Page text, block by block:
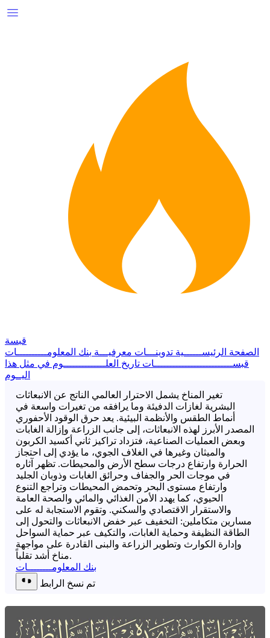
قبسة
الصفحة الرئيســــــية تدوينـــات معرفيـــة بنك المعلومــــــــــات
قبســــــــــــــــــــــــــات تاريخ العلــــــــــــــوم في مثل هذا
اليــوم
تغير المناخ يشمل الاحترار العالمي الناتج عن الانبعاثات
البشرية لغازات الدفيئة وما يرافقه من تغيرات واسعة في
أنماط الطقس والأنظمة البيئية. يعد حرق الوقود الأحفوري
المصدر الأبرز لهذه الانبعاثات، إلى جانب الزراعة وإزالة الغابات
وبعض العمليات الصناعية، فتزداد تراكيز ثاني أكسيد الكربون
والميثان وغيرها في الغلاف الجوي، ما يؤدي إلى احتجاز
الحرارة وارتفاع درجات سطح الأرض والمحيطات. تظهر آثاره
في موجات الحر والجفاف وحرائق الغابات وذوبان الجليد
وارتفاع مستوى البحر وتحمض المحيطات وتراجع التنوع
الحيوي، كما يهدد الأمن الغذائي والمائي والصحة العامة
والاستقرار الاقتصادي والسكني. وتقوم الاستجابة له على
مسارين متكاملين: التخفيف عبر خفض الانبعاثات والتحول إلى
الطاقة النظيفة وحماية الغابات، والتكيف عبر حماية السواحل
وإدارة الكوارث وتطوير الزراعة والبنى القادرة على مواجهة
مناخ أشد تقلباً.
بنك المعلومــــــــات
تم نسخ الرابط